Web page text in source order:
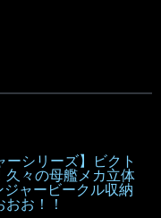
ーシリーズ】ビクト
久々の母艦メカ立体
ャービークル収納
お！！